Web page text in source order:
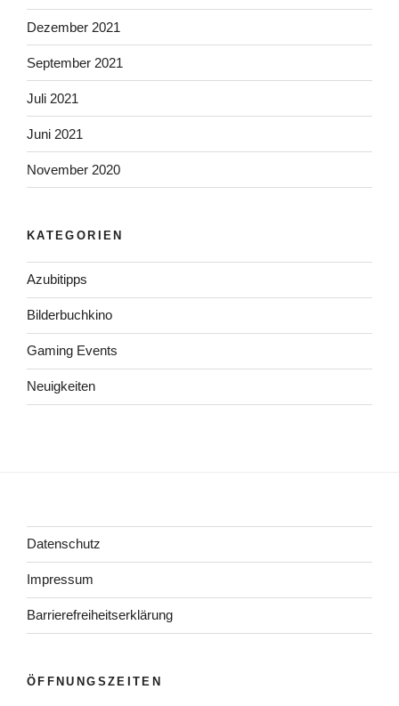
Dezember 2021
September 2021
Juli 2021
Juni 2021
November 2020
KATEGORIEN
Azubitipps
Bilderbuchkino
Gaming Events
Neuigkeiten
Datenschutz
Impressum
Barrierefreiheitserklärung
ÖFFNUNGSZEITEN